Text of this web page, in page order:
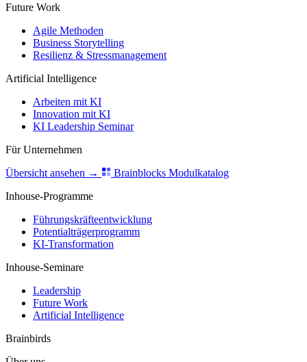
Future Work
Agile Methoden
Business Storytelling
Resilienz & Stressmanagement
Artificial Intelligence
Arbeiten mit KI
Innovation mit KI
KI Leadership Seminar
Für Unternehmen
Übersicht ansehen →
Brainblocks Modulkatalog
Inhouse-Programme
Führungskräfteentwicklung
Potentialträgerprogramm
KI-Transformation
Inhouse-Seminare
Leadership
Future Work
Artificial Intelligence
Brainbirds